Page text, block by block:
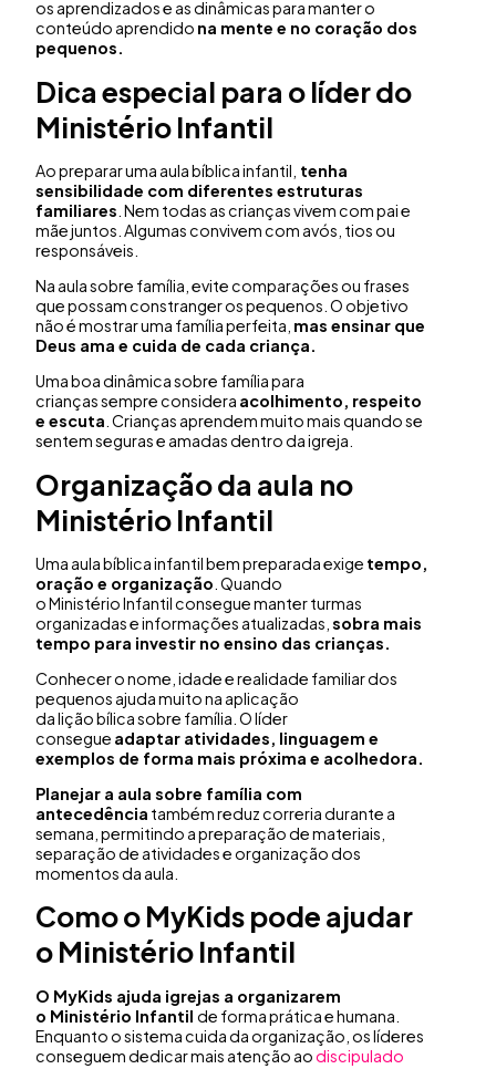
os aprendizados e as dinâmicas para manter o
conteúdo aprendido na mente e no coração dos
pequenos.
Dica especial para o líder do
Ministério Infantil
Ao preparar uma aula bíblica infantil, tenha
sensibilidade com diferentes estruturas
familiares . Nem todas as crianças vivem com pai e
mãe juntos. Algumas convivem com avós, tios ou
responsáveis.
Na aula sobre família, evite comparações ou frases
que possam constranger os pequenos. O objetivo
não é mostrar uma família perfeita, mas ensinar que
Deus ama e cuida de cada criança.
Uma boa dinâmica sobre família para
crianças sempre considera acolhimento, respeito
e escuta . Crianças aprendem muito mais quando se
sentem seguras e amadas dentro da igreja.
Organização da aula no
Ministério Infantil
Uma aula bíblica infantil bem preparada exige tempo,
oração e organização . Quando
o Ministério Infantil consegue manter turmas
organizadas e informações atualizadas, sobra mais
tempo para investir no ensino das crianças.
Conhecer o nome, idade e realidade familiar dos
pequenos ajuda muito na aplicação
da lição bílica sobre família. O líder
consegue adaptar atividades, linguagem e
exemplos de forma mais próxima e acolhedora.
Planejar a aula sobre família com
antecedência também reduz correria durante a
semana, permitindo a preparação de materiais,
separação de atividades e organização dos
momentos da aula.
Como o MyKids pode ajudar
o Ministério Infantil
O MyKids ajuda igrejas a organizarem
o Ministério Infantil de forma prática e humana.
Enquanto o sistema cuida da organização, os líderes
conseguem dedicar mais atenção aodiscipulado